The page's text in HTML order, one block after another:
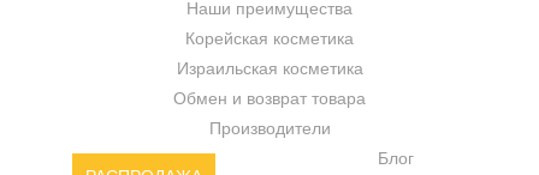
Наши преимущества
Корейская косметика
Израильская косметика
Обмен и возврат товара
Производители
Блог